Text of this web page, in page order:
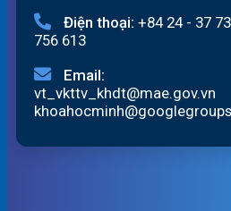
Điện thoại: +84 24 - 37
756 613
Email:
vt_vkttv_khdt@mae.gov.vn